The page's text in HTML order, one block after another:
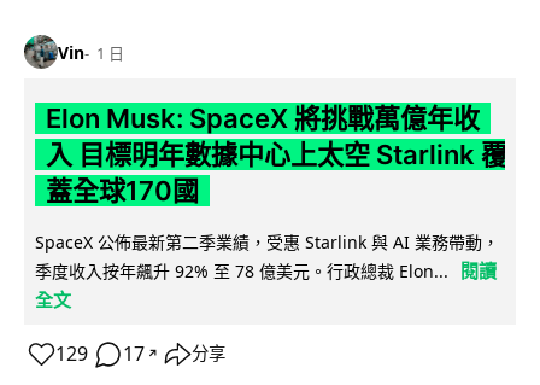
Vin 1 日
Elon Musk: SpaceX 將挑戰萬億年收
入 目標明年數據中心上太空 Starlink 覆
蓋全球170國
SpaceX 公佈最新第二季業績，受惠 Starlink 與 AI 業務帶動，
季度收入按年飆升 92% 至 78 億美元。行政總裁 Elon...
閱讀
全文
129 17 ↗ 分享